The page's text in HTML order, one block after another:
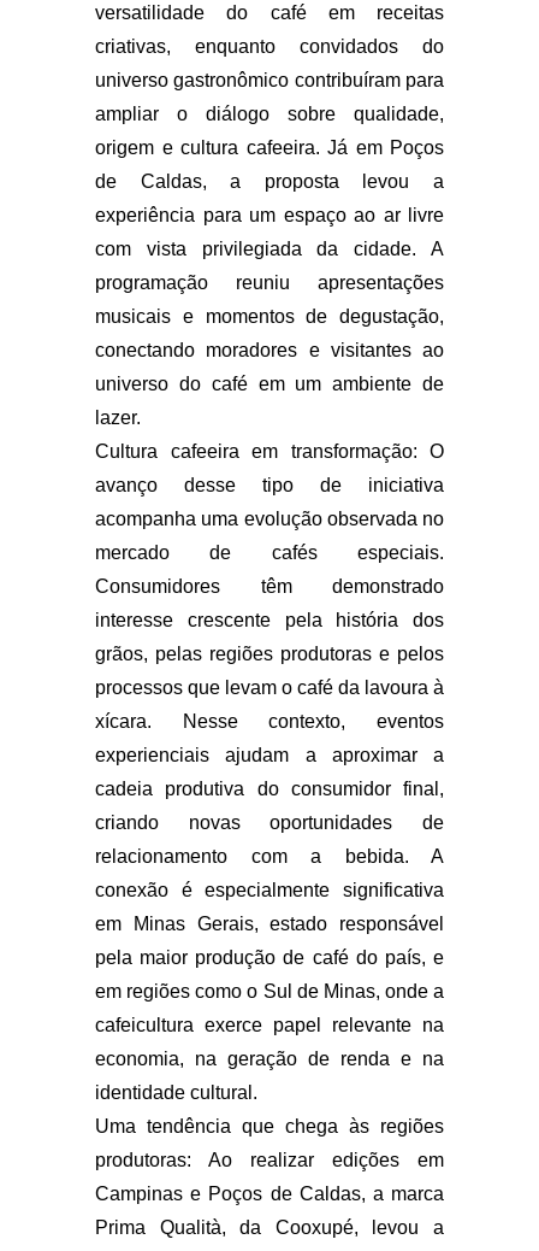
versatilidade do café em receitas
criativas, enquanto convidados do
universo gastronômico contribuíram para
ampliar o diálogo sobre qualidade,
origem e cultura cafeeira. Já em Poços
de Caldas, a proposta levou a
experiência para um espaço ao ar livre
com vista privilegiada da cidade. A
programação reuniu apresentações
musicais e momentos de degustação,
conectando moradores e visitantes ao
universo do café em um ambiente de
lazer.
Cultura cafeeira em transformação: O
avanço desse tipo de iniciativa
acompanha uma evolução observada no
mercado de cafés especiais.
Consumidores têm demonstrado
interesse crescente pela história dos
grãos, pelas regiões produtoras e pelos
processos que levam o café da lavoura à
xícara. Nesse contexto, eventos
experienciais ajudam a aproximar a
cadeia produtiva do consumidor final,
criando novas oportunidades de
relacionamento com a bebida. A
conexão é especialmente significativa
em Minas Gerais, estado responsável
pela maior produção de café do país, e
em regiões como o Sul de Minas, onde a
cafeicultura exerce papel relevante na
economia, na geração de renda e na
identidade cultural.
Uma tendência que chega às regiões
produtoras: Ao realizar edições em
Campinas e Poços de Caldas, a marca
Prima Qualità, da Cooxupé, levou a